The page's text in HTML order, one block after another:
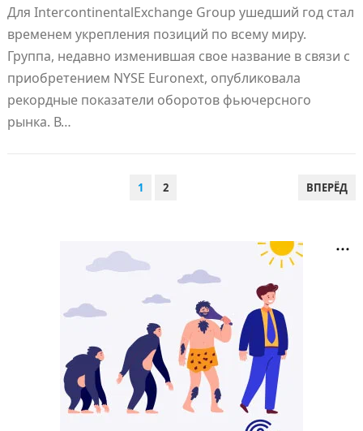
Для IntercontinentalExchange Group ушедший год стал
временем укрепления позиций по всему миру.
Группа, недавно изменившая свое название в связи с
приобретением NYSE Euronext, опубликовала
рекордные показатели оборотов фьючерсного
рынка. В…
1 2 ВПЕРЁД